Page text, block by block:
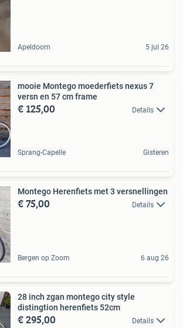
Apeldoorn 5 jul 26
mooie Montego moederfiets nexus 7
versn en 57 cm frame
€ 125,00 Details
Sprang-Capelle Gisteren
Montego Herenfiets met 3 versnellingen
€ 75,00 Details
Bergen op Zoom 6 aug 26
28 inch zgan montego city style
distingtion herenfiets 52cm
€ 295,00 Details